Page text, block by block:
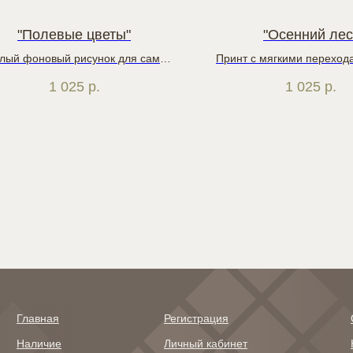
"Полевые цветы"
фоновый рисунок для самых
1 025 р.
"Осенний
Принт с мягкими
австрийских льнах
1 025 р.
Главная
Наличие
Личный кабинет
Регистрация